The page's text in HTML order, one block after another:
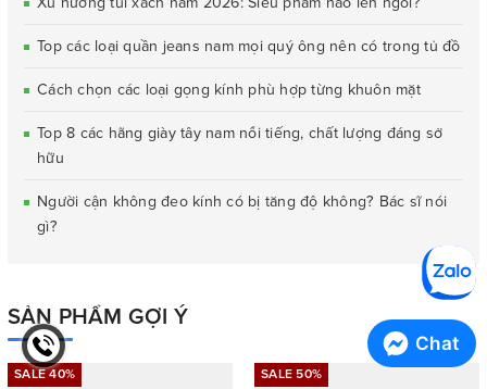
Top các loại quần jeans nam mọi quý ông nên có trong tủ đồ
Cách chọn các loại gọng kính phù hợp từng khuôn mặt
Top 8 các hãng giày tây nam nổi tiếng, chất lượng đáng sở
hữu
Người cận không đeo kính có bị tăng độ không? Bác sĩ nói
gì?
SẢN PHẨM GỢI Ý
SALE 40% SALE 50%
Chat